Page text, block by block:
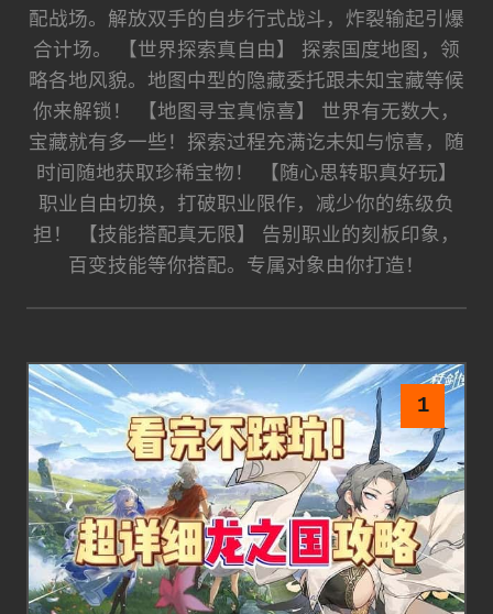
配战场。解放双手的自步行式战斗，炸裂输起引爆
合计场。 【世界探索真自由】 探索国度地图，领
略各地风貌。地图中型的隐藏委托跟未知宝藏等候
你来解锁！ 【地图寻宝真惊喜】 世界有无数大，
宝藏就有多一些！探索过程充满讫未知与惊喜，随
时间随地获取珍稀宝物！ 【随心思转职真好玩】
职业自由切换，打破职业限作，减少你的练级负
担！ 【技能搭配真无限】 告别职业的刻板印象，
百变技能等你搭配。专属对象由你打造！
1